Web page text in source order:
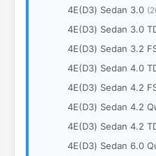
4Е(D3) Sedan 3.0
4Е(D3) Sedan 3.0
4Е(D3) Sedan 3.2
4Е(D3) Sedan 4.0
4Е(D3) Sedan 4.2
4Е(D3) Sedan 4.2
4Е(D3) Sedan 4.2
4Е(D3) Sedan 6.0